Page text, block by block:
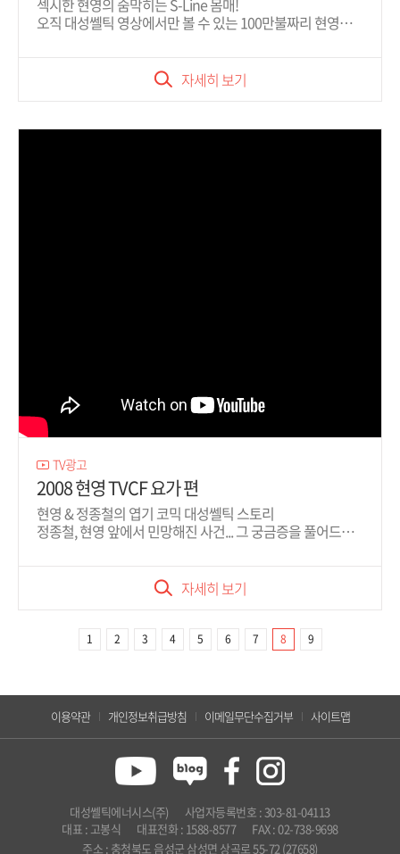
섹시한 현영의 숨막히는 S-Line 몸매!
오직 대성쎌틱 영상에서만 볼 수 있는 100만불짜리 현영의 S
자세히 보기
TV광고
2008 현영 TVCF 요가 편
현영 & 정종철의 엽기 코믹 대성쎌틱 스토리
정종철, 현영 앞에서 민망해진 사건... 그 궁금증을 풀어드립
자세히 보기
1 2 3 4 5 6 7 8 9
이용약관 개인정보취급방침 이메일무단수집거부 사이트맵
대성쎌틱에너시스(주)
사업자등록번호 : 303-81-04113
대표 : 고봉식
대표전화 : 1588-8577
FAX : 02-738-9698
주소 : 충청북도 음성군 삼성면 상곡로 55-72 (27658)